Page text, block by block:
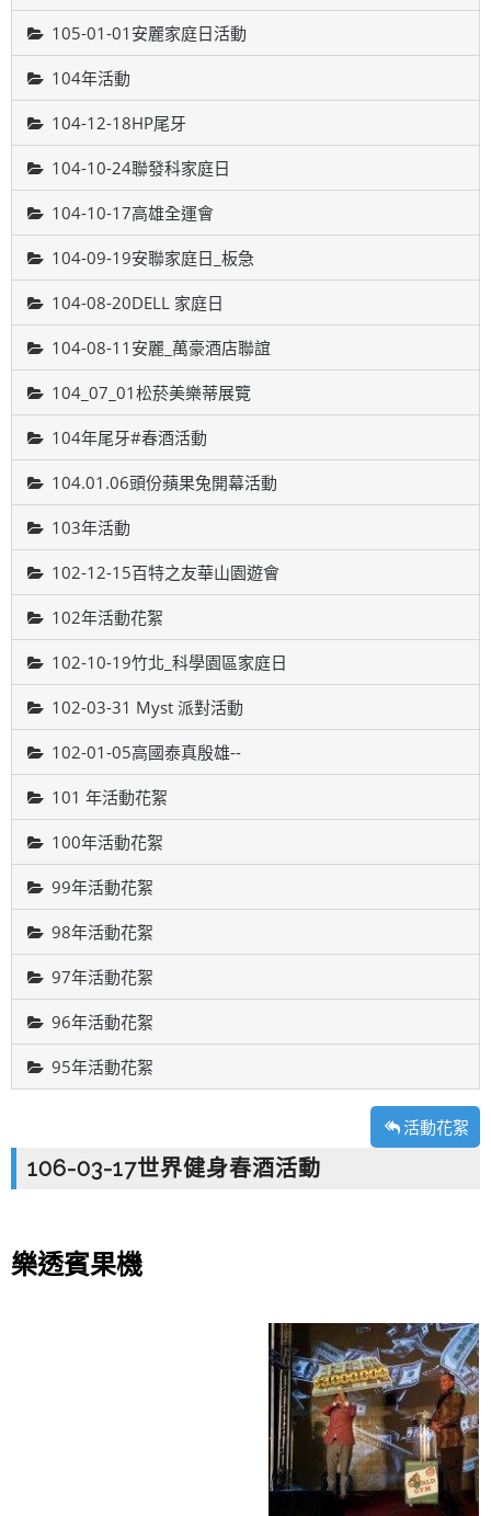
105-01-01安麗家庭日活動
104年活動
104-12-18HP尾牙
104-10-24聯發科家庭日
104-10-17高雄全運會
104-09-19安聯家庭日_板急
104-08-20DELL 家庭日
104-08-11安麗_萬豪酒店聯誼
104_07_01松菸美樂蒂展覽
104年尾牙#春酒活動
104.01.06頭份蘋果兔開幕活動
103年活動
102-12-15百特之友華山園遊會
102年活動花絮
102-10-19竹北_科學園區家庭日
102-03-31 Myst 派對活動
102-01-05高國泰真殷雄--
101 年活動花絮
100年活動花絮
99年活動花絮
98年活動花絮
97年活動花絮
96年活動花絮
95年活動花絮
活動花絮
106-03-17世界健身春酒活動
樂透賓果機